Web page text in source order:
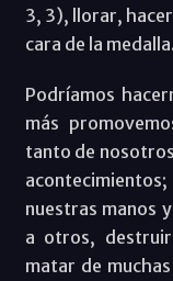
3, 3), llorar,
cara de la
Podríamos
más
tanto de
nuestras manos
a otros,
matar de